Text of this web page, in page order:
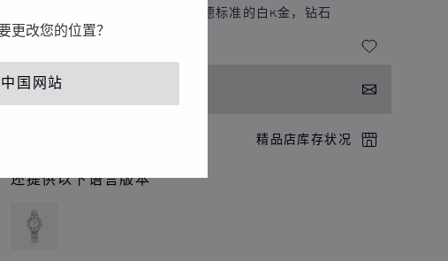
更改您的位置？
国网站
30毫米，手动上链，符合伦理道德标准的白K金，钻石
联系我们
精品店库存状况
还提供以下语言版本